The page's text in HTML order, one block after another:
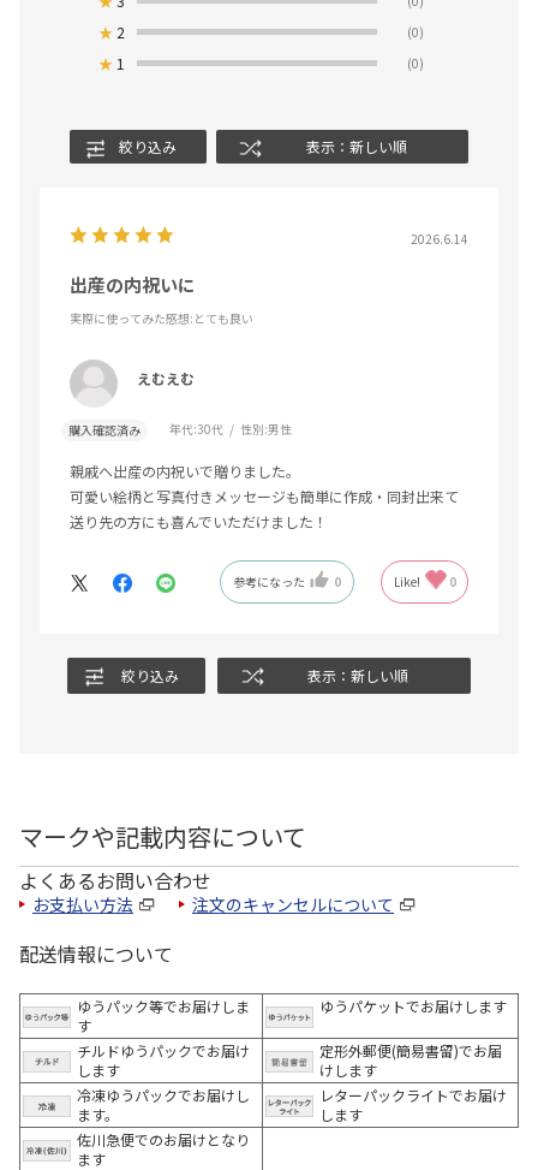
★ 2 (0)
★ 1 (0)
絞り込み 表示：新しい順
2026.6.14
出産の内祝いに
実際に使ってみた感想:とても良い
えむえむ
購入確認済み 年代:30代 性別:男性
親戚へ出産の内祝いで贈りました。
可愛い絵柄と写真付きメッセージも簡単に作成・同封出来て
送り先の方にも喜んでいただけました！
参考になった 0 Like! 0
絞り込み 表示：新しい順
マークや記載内容について
よくあるお問い合わせ
お支払い方法 注文のキャンセルについて
配送情報について
ゆうパック等でお届けしま
す
ゆうパケットでお届けします
チルドゆうパックでお届け
します
定形外郵便(簡易書留)でお届
けします
冷凍ゆうパックでお届けし
ます。
レターパックライトでお届け
します
佐川急便でのお届けとなり
ます